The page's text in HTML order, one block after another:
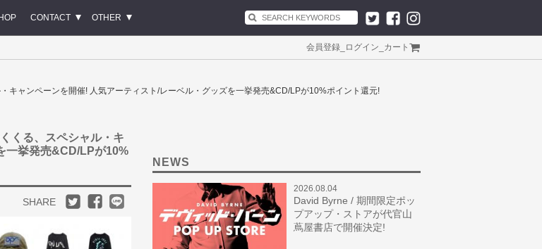
CONTACT OTHER
会員登録 ログイン カート
キャンペーンを開催! 人気アーティスト/レーベル・グッズを一挙発売&CD/LPが10%ポイント還元!
くる、スペシャル・キ
一挙発売&CD/LPが10%
SHARE
NEWS
2026.08.04
David Byrne / 期間限定ポッ
プアップ・ストアが代官山
蔦屋書店で開催決定!